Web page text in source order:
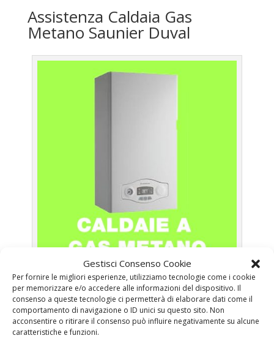
Gestisci Consenso Cookie
Per fornire le migliori esperienze, utilizziamo tecnologie come i cookie
per memorizzare e/o accedere alle informazioni del dispositivo. Il
consenso a queste tecnologie ci permetterà di elaborare dati come il
comportamento di navigazione o ID unici su questo sito. Non
acconsentire o ritirare il consenso può influire negativamente su alcune
caratteristiche e funzioni.
Assistenza Caldaia Gas
Metano Saunier Duval
Metano Roma
Prima AccensioneCaldaia Gas Metano Saunier
Duval Montecompatri